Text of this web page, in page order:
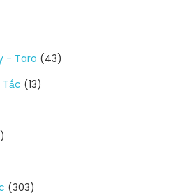
- Taro (43)
(13)
(303)